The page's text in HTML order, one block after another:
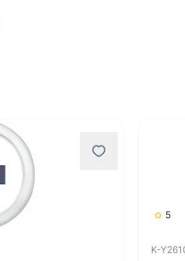
5
K-